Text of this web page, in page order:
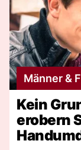
Männer &
Kein
erobern